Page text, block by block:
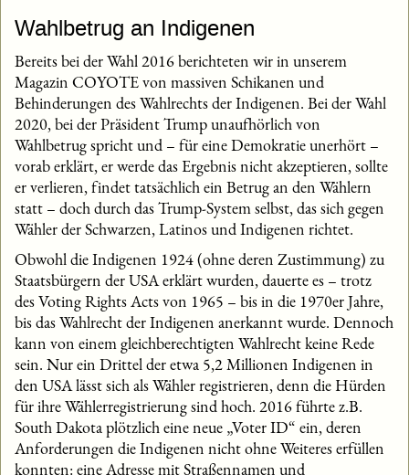
Wahlbetrug an Indigenen
Bereits bei der Wahl 2016 berichteten wir in unserem
Magazin COYOTE von massiven Schikanen und
Behinderungen des Wahlrechts der Indigenen. Bei der Wahl
2020, bei der Präsident Trump unaufhörlich von
Wahlbetrug spricht und – für eine Demokratie unerhört –
vorab erklärt, er werde das Ergebnis nicht akzeptieren, sollte
er verlieren, findet tatsächlich ein Betrug an den Wählern
statt – doch durch das Trump-System selbst, das sich gegen
Wähler der Schwarzen, Latinos und Indigenen richtet.
Obwohl die Indigenen 1924 (ohne deren Zustimmung) zu
Staatsbürgern der USA erklärt wurden, dauerte es – trotz
des Voting Rights Acts von 1965 – bis in die 1970er Jahre,
bis das Wahlrecht der Indigenen anerkannt wurde. Dennoch
kann von einem gleichberechtigten Wahlrecht keine Rede
sein. Nur ein Drittel der etwa 5,2 Millionen Indigenen in
den USA lässt sich als Wähler registrieren, denn die Hürden
für ihre Wählerregistrierung sind hoch. 2016 führte z.B.
South Dakota plötzlich eine neue „Voter ID“ ein, deren
Anforderungen die Indigenen nicht ohne Weiteres erfüllen
konnten: eine Adresse mit Straßennamen und